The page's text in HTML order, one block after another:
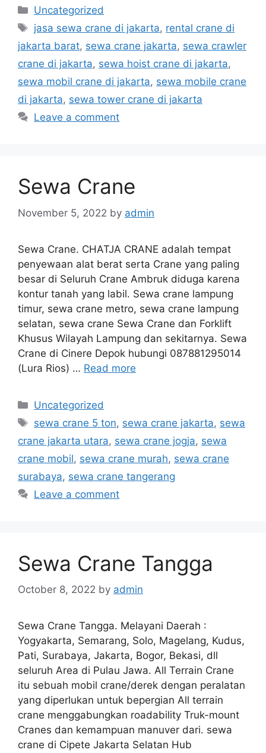
Categories
Uncategorized
Tags
jasa sewa crane di jakarta, rental crane di
jakarta barat, sewa crane jakarta, sewa crawler
crane di jakarta, sewa hoist crane di jakarta,
sewa mobil crane di jakarta, sewa mobile crane
di jakarta, sewa tower crane di jakarta
Leave a comment
Sewa Crane
November 5, 2022 by admin
Sewa Crane. CHATJA CRANE adalah tempat
penyewaan alat berat serta Crane yang paling
besar di Seluruh Crane Ambruk diduga karena
kontur tanah yang labil. Sewa crane lampung
timur, sewa crane metro, sewa crane lampung
selatan, sewa crane Sewa Crane dan Forklift
Khusus Wilayah Lampung dan sekitarnya. Sewa
Crane di Cinere Depok hubungi 087881295014
(Lura Rios) … Read more
Categories
Uncategorized
Tags
sewa crane 5 ton, sewa crane jakarta, sewa
crane jakarta utara, sewa crane jogja, sewa
crane mobil, sewa crane murah, sewa crane
surabaya, sewa crane tangerang
Leave a comment
Sewa Crane Tangga
October 8, 2022 by admin
Sewa Crane Tangga. Melayani Daerah :
Yogyakarta, Semarang, Solo, Magelang, Kudus,
Pati, Surabaya, Jakarta, Bogor, Bekasi, dll
seluruh Area di Pulau Jawa. All Terrain Crane
itu sebuah mobil crane/derek dengan peralatan
yang diperlukan untuk bepergian All terrain
crane menggabungkan roadability Truk-mount
Cranes dan kemampuan manuver dari. sewa
crane di Cipete Jakarta Selatan Hub